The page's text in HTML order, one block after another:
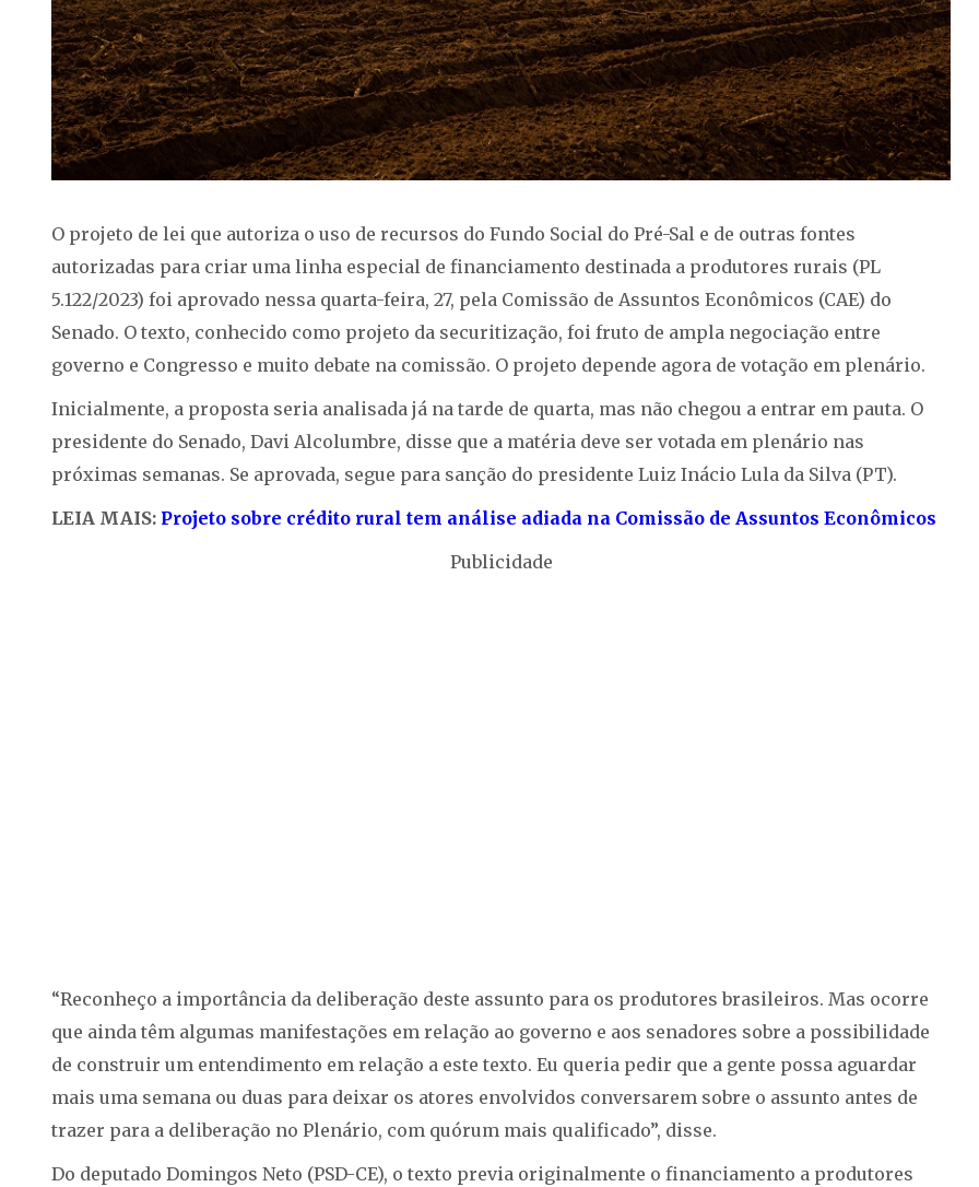
O projeto de lei que autoriza o uso de recursos do Fundo Social do Pré-Sal e de outras fontes
autorizadas para criar uma linha especial de financiamento destinada a produtores rurais (PL
5.122/2023) foi aprovado nessa quarta-feira, 27, pela Comissão de Assuntos Econômicos (CAE) do
Senado. O texto, conhecido como projeto da securitização, foi fruto de ampla negociação entre
governo e Congresso e muito debate na comissão. O projeto depende agora de votação em plenário.
Inicialmente, a proposta seria analisada já na tarde de quarta, mas não chegou a entrar em pauta. O
presidente do Senado, Davi Alcolumbre, disse que a matéria deve ser votada em plenário nas
próximas semanas. Se aprovada, segue para sanção do presidente Luiz Inácio Lula da Silva (PT).
LEIA MAIS: Projeto sobre crédito rural tem análise adiada na Comissão de Assuntos Econômicos
Publicidade
“Reconheço a importância da deliberação deste assunto para os produtores brasileiros. Mas ocorre
que ainda têm algumas manifestações em relação ao governo e aos senadores sobre a possibilidade
de construir um entendimento em relação a este texto. Eu queria pedir que a gente possa aguardar
mais uma semana ou duas para deixar os atores envolvidos conversarem sobre o assunto antes de
trazer para a deliberação no Plenário, com quórum mais qualificado”, disse.
Do deputado Domingos Neto (PSD-CE), o texto previa originalmente o financiamento a produtores